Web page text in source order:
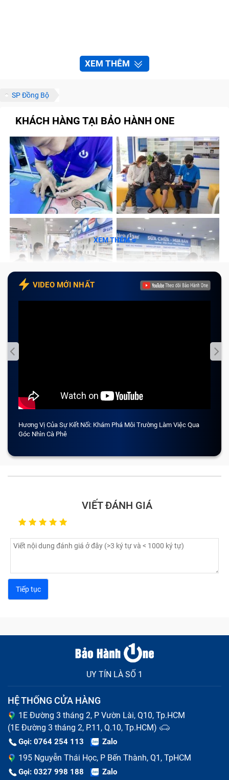
XEM THÊM
SP Đồng Bộ
KHÁCH HÀNG TẠI BẢO HÀNH ONE
XEM THÊM
VIDEO MỚI NHẤT
Hương Vị Của Sự Kết Nối: Khám Phá Môi Trường Làm Việc Qua
Góc Nhìn Cà Phê
VIẾT ĐÁNH GIÁ
UY TÍN LÀ SỐ 1
HỆ THỐNG CỬA HÀNG
1E Đường 3 tháng 2, P Vườn Lài, Q10, Tp.HCM
(1E Đường 3 tháng 2, P.11, Q.10, Tp.HCM)
Gọi: 0764 254 113 Zalo
195 Nguyễn Thái Học, P Bến Thành, Q1, TpHCM
Gọi: 0327 998 188 Zalo